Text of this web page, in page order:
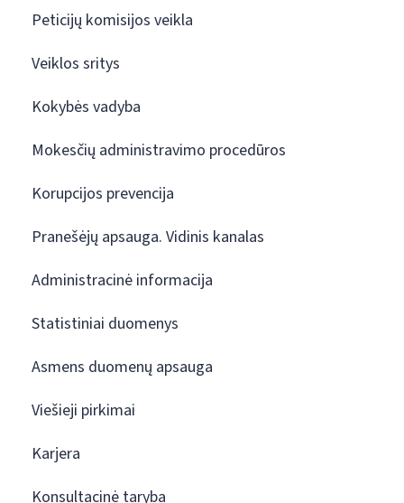
Peticijų komisijos veikla
Veiklos sritys
Kokybės vadyba
Mokesčių administravimo procedūros
Korupcijos prevencija
Pranešėjų apsauga. Vidinis kanalas
Administracinė informacija
Statistiniai duomenys
Asmens duomenų apsauga
Viešieji pirkimai
Karjera
Konsultacinė taryba